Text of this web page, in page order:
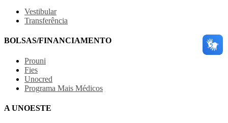
Vestibular
Transferência
BOLSAS/FINANCIAMENTO
Prouni
Fies
Unocred
Programa Mais Médicos
A UNOESTE